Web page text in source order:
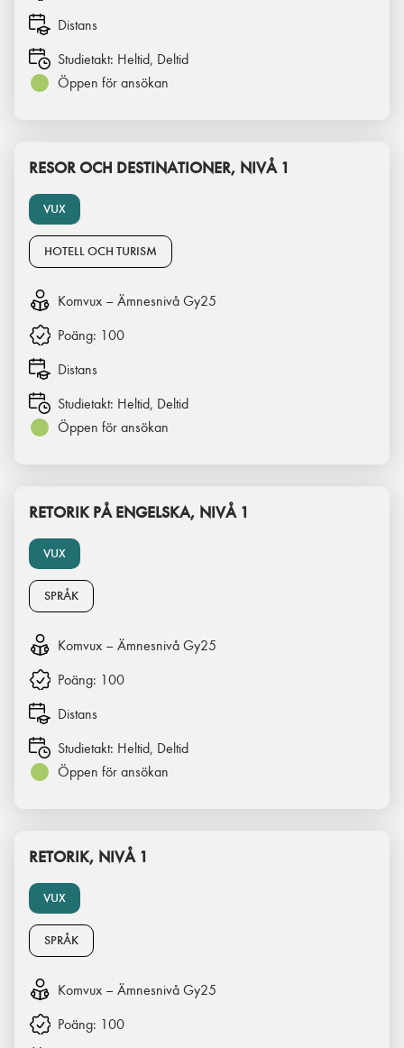
Distans
Studietakt: Heltid, Deltid
Öppen för ansökan
VUX
RESOR OCH DESTINATIONER, NIVÅ 1
HOTELL OCH TURISM
Komvux – Ämnesnivå Gy25
Poäng: 100
Distans
Studietakt: Heltid, Deltid
Öppen för ansökan
VUX
RETORIK PÅ ENGELSKA, NIVÅ 1
SPRÅK
Komvux – Ämnesnivå Gy25
Poäng: 100
Distans
Studietakt: Heltid, Deltid
Öppen för ansökan
VUX
RETORIK, NIVÅ 1
SPRÅK
Komvux – Ämnesnivå Gy25
Poäng: 100